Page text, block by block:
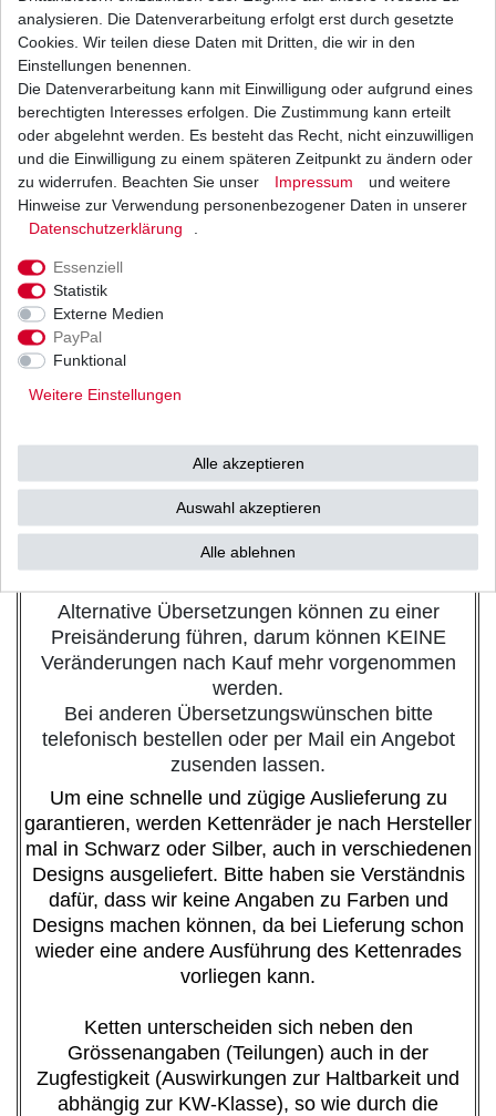
besseres Preis / Leistungsverhältnis
und damit Sie auch Spass am Fahren haben.
Kettenhersteller*:
D.I.D
Teilung:
520
Kettenlänge in
Gliedern:
98
Typ
Dichtringe:
X-Ring
Stärke:
verstärkt
Verschluss:
Farbe:
Nietschlösser bedürfen eines Spezialwerkzeuges,
wir empfehlen die Montage über eine
Fachwerkstatt, Clipschlösser können nur
gesondert bestellt werden, sofern diese für die
Alternative Übersetzungen können zu einer
Preisänderung führen, darum können KEINE
Veränderungen nach Kauf mehr vorgenommen
werden.
Bei anderen Übersetzungswünschen bitte
telefonisch bestellen oder per Mail ein Angebot
zusenden lassen.
Um eine schnelle und zügige Auslieferung zu
garantieren, werden Kettenräder je nach Hersteller
mal in Schwarz oder Silber, auch in verschiedenen
Designs ausgeliefert. Bitte haben sie Verständnis
dafür, dass wir keine Angaben zu Farben und
Designs machen können, da bei Lieferung schon
wieder eine andere Ausführung des Kettenrades
vorliegen kann.
Ketten unterscheiden sich neben den
Grössenangaben (Teilungen) auch in der
Zugfestigkeit (Auswirkungen zur Haltbarkeit und
abhängig zur KW-Klasse), so wie durch die
analysieren. Die Datenverarbeitung erfolgt erst durch gesetzte
Cookies. Wir teilen diese Daten mit Dritten, die wir in den
Einstellungen benennen.
Die Datenverarbeitung kann mit Einwilligung oder aufgrund eines
berechtigten Interesses erfolgen. Die Zustimmung kann erteilt
oder abgelehnt werden. Es besteht das Recht, nicht einzuwilligen
und die Einwilligung zu einem späteren Zeitpunkt zu ändern oder
zu widerrufen. Beachten Sie unser
Impressum
und weitere
Hinweise zur Verwendung personenbezogener Daten in unserer
Daten­schutz­erklärung
Essenziell
Statistik
Externe Medien
PayPal
Funktional
Weitere Einstellungen
Alle akzeptieren
Auswahl akzeptieren
Alle ablehnen